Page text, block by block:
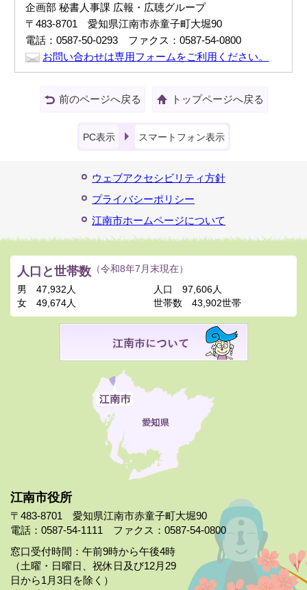
企画部 秘書人事課 広報・広聴グループ
〒483-8701 愛知県江南市赤童子町大堀90
電話：0587-50-0293 ファクス：0587-54-0800
お問い合わせは専用フォームをご利用ください。
前のページへ戻る トップページへ戻る
PC表示 スマートフォン表示
ウェブアクセシビリティ方針
プライバシーポリシー
江南市ホームページについて
江南市役所
〒483-8701 愛知県江南市赤童子町大堀90
電話：0587-54-1111 ファクス：0587-54-0800
窓口受付時間：午前9時から午後4時
（土曜・日曜日、祝休日及び12月29
日から1月3日を除く）
人口と世帯数 （令和8年7月末現在）
男
47,932人
女
49,674人
人口
97,606人
世帯数
43,902世帯